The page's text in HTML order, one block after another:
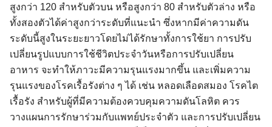
สูงกว่า 120 สำหรับตัวบน หรือสูงกว่า 80 สำหรับตัวล่าง หรือ
ทั้งสองตัวได้ค่าสูงกว่าระดับที่แนะนำ ซึ่งหากมีค่าความดัน
ระดับนี้สูงในระยะยาวโดยไม่ได้รักษาทั้งการใช้ยา การปรับ
เปลี่ยนรูปแบบการใช้ชีวิตประจำวันหรือการปรับเปลี่ยน
อาหาร จะทำให้ภาวะมีความรุนแรงมากขึ้น และเพิ่มความ
รุนแรงของโรคเรื้อรังต่าง ๆ ได้ เช่น หลอดเลือดสมอง โรคไต
เรื้อรัง สำหรับผู้ที่มีความต้องควบคุมความดันโลหิต ควร
วางแผนการรักษาร่วมกับแพทย์ประจำตัว และการปรับเปลี่ยน